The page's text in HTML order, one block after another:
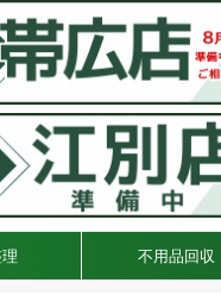
不用品回収